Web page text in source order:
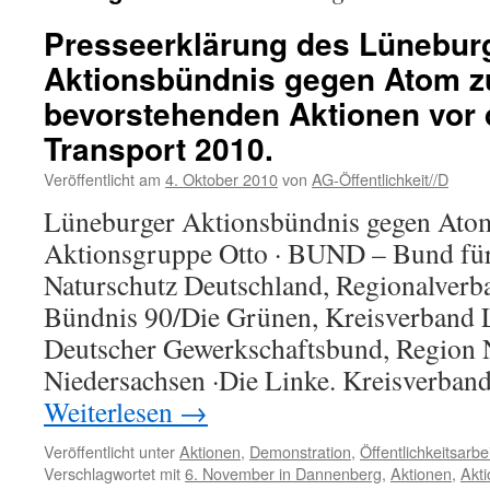
Presseerklärung des
Aktionsbündnis gegen Atom
bevorstehenden Aktionen vor
Transport 2010.
Veröffentlicht am 4. Oktober 2010von AG-Öffentlichkeit//D
Lüneburger Aktionsbündnis gegen
Aktionsgruppe Otto · BUND – Bund
Naturschutz Deutschland,
Bündnis 90/Die Grünen, Kreisverband
Deutscher Gewerkschaftsbund, Region
Niedersachsen ·Die Linke.
Weiterlesen →
Veröffentlicht unterAktionen, Demonstration,
Verschlagwortet mit6. November in Dannenberg, Aktionen,